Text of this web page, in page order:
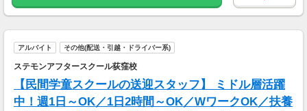
※資格手当あり（時給50円～UP/資格の種類に
よって異なる）
※週払いOK（規定あり）
アルバイト その他(配送・引越・ドライバー系)
ステモンアフタースクール荻窪校
【民間学童スクールの送迎スタッフ】 ミドル層活躍
中！週1日～OK／1日2時間～OK／WワークOK／扶養